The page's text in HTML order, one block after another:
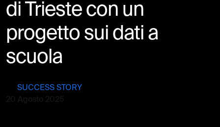
di Trieste con un
progetto sui dati a
scuola
SUCCESS STORY
20 Agosto 2025